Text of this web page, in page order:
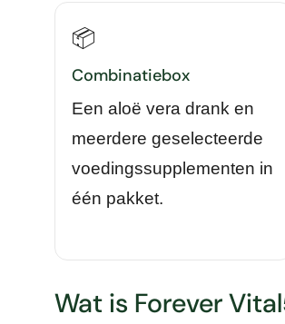
📦
Combinatiebox
Een aloë vera drank en
meerdere geselecteerde
voedingssupplementen in
één pakket.
Wat is Forever